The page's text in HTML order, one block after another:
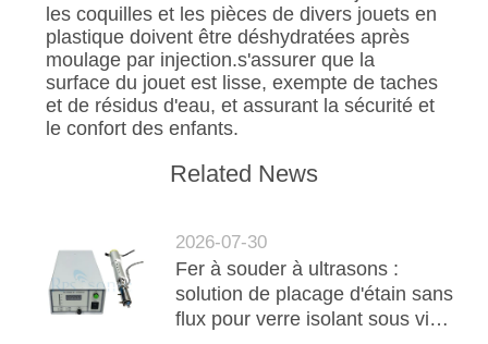
les coquilles et les pièces de divers jouets en
plastique doivent être déshydratées après
moulage par injection.s'assurer que la
surface du jouet est lisse, exempte de taches
et de résidus d'eau, et assurant la sécurité et
le confort des enfants.
Related News
2026-07-30
Fer à souder à ultrasons :
solution de placage d'étain sans
flux pour verre isolant sous vide